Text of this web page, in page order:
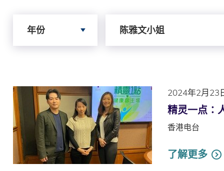
年份 陈雅文小姐
2024年2月23
精灵一点∶
香港电台
了解更多